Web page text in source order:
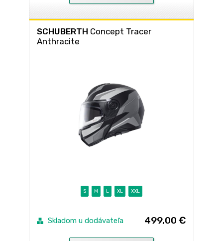
SCHUBERTH Concept Tracer
Anthracite
S M L XL XXL
Skladom u dodávateľa 499,00 €